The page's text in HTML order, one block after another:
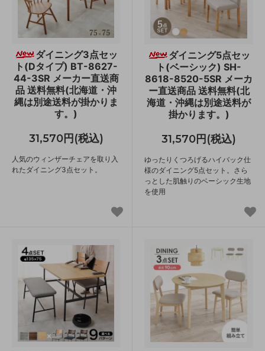
ダイニング3点セッ
ト(Dタイプ) BT-8627-
44-3SR メーカー直送商
品 送料無料(北海道・沖
縄は別途送料が掛かりま
す。)
31,570円(税込)
人気のウィンザーチェアを取り入
れたダイニング3点セット。
ダイニング5点セッ
ト(ベーシック) SH-
8618-8520-5SR メーカ
ー直送商品 送料無料(北
海道・沖縄は別途送料が
掛かります。)
31,570円(税込)
ゆったりくつろげるハイバック仕
様のダイニング5点セット。さら
っとした肌触りのベーシック生地
を使用